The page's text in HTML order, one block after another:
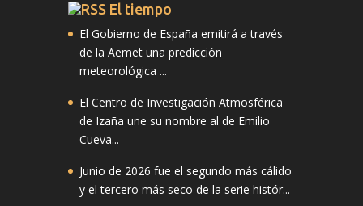
El tiempo
El Gobierno de España emitirá a través
de la Aemet una predicción
meteorológica ...
El Centro de Investigación Atmosférica
de Izaña une su nombre al de Emilio
Cueva...
Junio de 2026 fue el segundo más cálido
y el tercero más seco de la serie histór...